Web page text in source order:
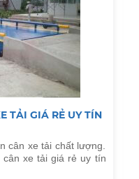
TẢI GIÁ RẺ UY TÍN
cân xe tải chất lượng.
cân xe tải giá rẻ uy tín